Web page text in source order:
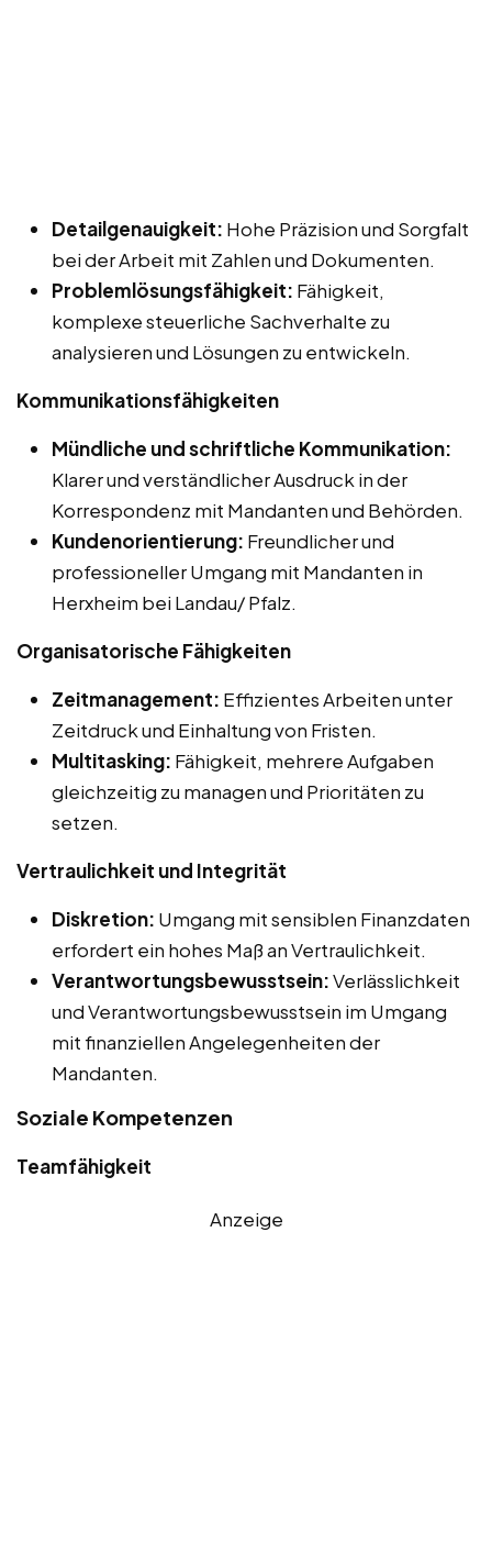
Detailgenauigkeit: Hohe Präzision und Sorgfalt
bei der Arbeit mit Zahlen und Dokumenten.
Problemlösungsfähigkeit: Fähigkeit,
komplexe steuerliche Sachverhalte zu
analysieren und Lösungen zu entwickeln.
Kommunikationsfähigkeiten
Mündliche und schriftliche Kommunikation:
Klarer und verständlicher Ausdruck in der
Korrespondenz mit Mandanten und Behörden.
Kundenorientierung: Freundlicher und
professioneller Umgang mit Mandanten in
Herxheim bei Landau/ Pfalz.
Organisatorische Fähigkeiten
Zeitmanagement: Effizientes Arbeiten unter
Zeitdruck und Einhaltung von Fristen.
Multitasking: Fähigkeit, mehrere Aufgaben
gleichzeitig zu managen und Prioritäten zu
setzen.
Vertraulichkeit und Integrität
Diskretion: Umgang mit sensiblen Finanzdaten
erfordert ein hohes Maß an Vertraulichkeit.
Verantwortungsbewusstsein:Verlässlichkeit
und Verantwortungsbewusstsein im Umgang
mit finanziellen Angelegenheiten der
Mandanten.
Soziale Kompetenzen
Teamfähigkeit
Anzeige